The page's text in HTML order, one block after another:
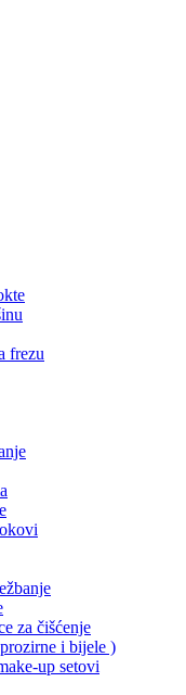
frezu
za čišćenje
i bijele )
up setovi